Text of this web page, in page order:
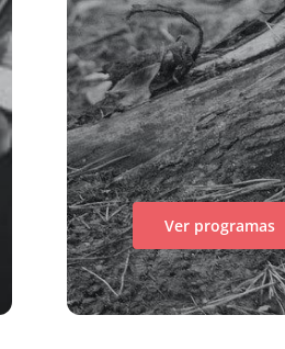
Ver programas